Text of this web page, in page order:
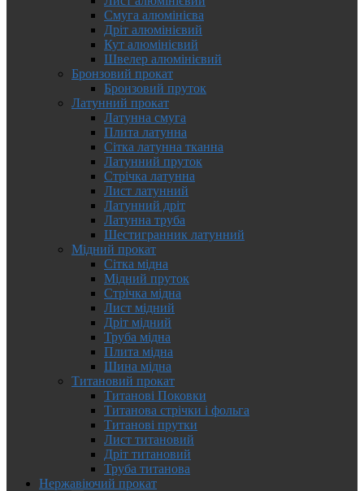
Смуга алюмінієва
Дріт алюмінієвий
Кут алюмінієвий
Швелер алюмінієвий
Бронзовий прокат
Бронзовий пруток
Латунний прокат
Латунна смуга
Плита латунна
Сітка латунна тканна
Латунний пруток
Стрічка латунна
Лист латунний
Латунний дріт
Латунна труба
Шестигранник латунний
Мідний прокат
Сітка мідна
Мідний пруток
Стрічка мідна
Лист мідний
Дріт мідний
Труба мідна
Плита мідна
Шина мідна
Титановий прокат
Титанові Поковки
Титанова стрічки і фольга
Титанові прутки
Лист титановий
Дріт титановий
Труба титанова
Нержавіючий прокат